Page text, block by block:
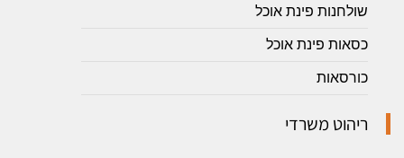
שולחנות פינת אוכל
כסאות פינת אוכל
כורסאות
ריהוט משרדי